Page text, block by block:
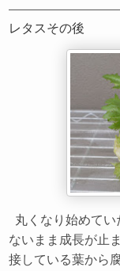
レタスその後
丸くなり始めて
ないまま成長が止
接している葉から